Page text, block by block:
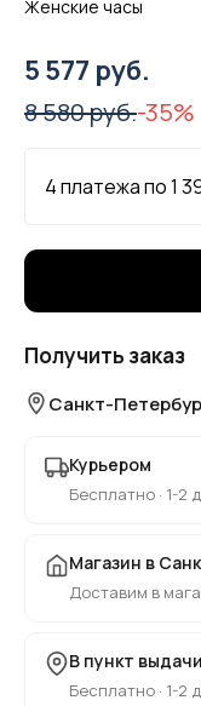
Женские часы
5 577 руб.
8 580 руб.-35%
4 платежа по1
Получить заказ
Санкт-
Курьером
Бесплатно · 1-2
Магазин в
Доставим в
В пункт выдачи
Бесплатно · 1-2